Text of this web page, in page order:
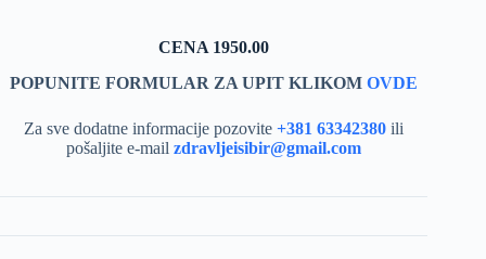
CENA 1950.00
POPUNITE FORMULAR ZA UPIT KLIKOMOVDE
Za sve dodatne informacije pozovite+381 63342380 ili
pošaljite e-mailzdravljeisibir@gmail.com